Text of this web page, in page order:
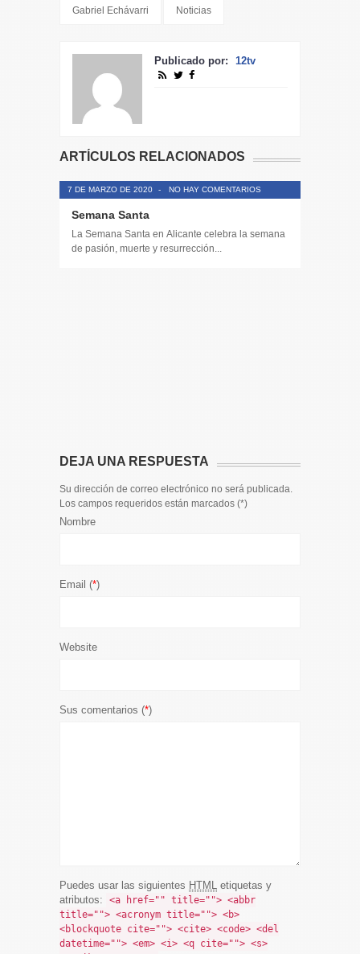
Gabriel Echávarri Noticias
Publicado por: 12tv
ARTÍCULOS RELACIONADOS
7 DE MARZO DE 2020 - NO HAY COMENTARIOS
Semana Santa
La Semana Santa en Alicante celebra la semana
de pasión, muerte y resurrección...
DEJA UNA RESPUESTA
Su dirección de correo electrónico no será publicada.
Los campos requeridos están marcados (*)
Nombre
Email (*)
Website
Sus comentarios (*)
Puedes usar las siguientes HTML etiquetas y
atributos:
<a href="" title=""> <abbr
title=""> <acronym title=""> <b>
<blockquote cite=""> <cite> <code> <del
datetime=""> <em> <i> <q cite=""> <s>